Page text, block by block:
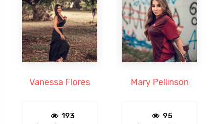
Vanessa Flores
193
Mary Pellinson
95